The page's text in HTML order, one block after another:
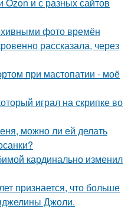
фото времён
рассказала, через
при мастопатии - моё
играл на скрипке во
можно ли ей делать
кардинально изменил
признается, что больше
Джоли.